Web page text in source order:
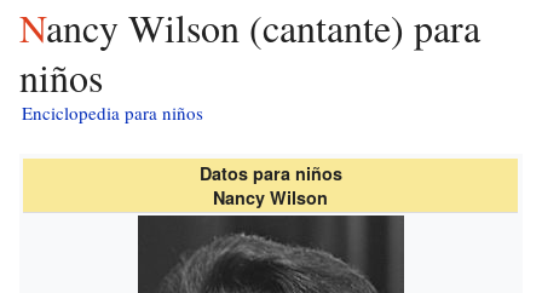
Nancy Wilson (cantante) para
niños
Enciclopedia para niños
Datos para niños
Nancy Wilson